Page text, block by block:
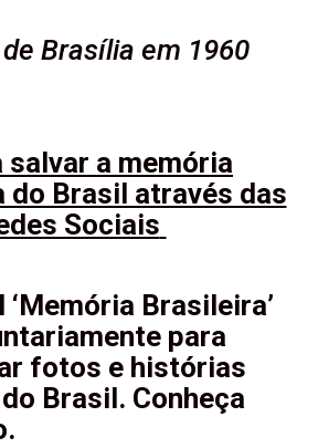
Brasília em 1960
salvar a memória
Brasil através das
Sociais
Brasileira’
para
fotos e histórias
Brasil. Conheça